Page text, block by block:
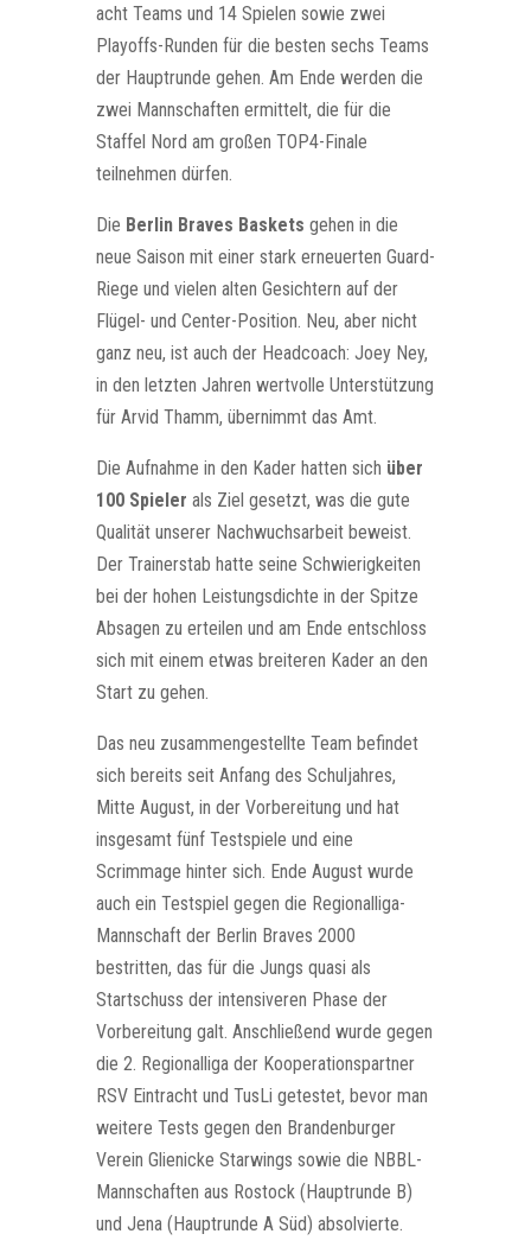
acht Teams und 14 Spielen sowie zwei
Playoffs-Runden für die besten sechs Teams
der Hauptrunde gehen. Am Ende werden die
zwei Mannschaften ermittelt, die für die
Staffel Nord am großen TOP4-Finale
teilnehmen dürfen.
Die Berlin Braves Baskets gehen in die
neue Saison mit einer stark erneuerten Guard-
Riege und vielen alten Gesichtern auf der
Flügel- und Center-Position. Neu, aber nicht
ganz neu, ist auch der Headcoach: Joey Ney,
in den letzten Jahren wertvolle Unterstützung
für Arvid Thamm, übernimmt das Amt.
Die Aufnahme in den Kader hatten sich über
100 Spieler als Ziel gesetzt, was die gute
Qualität unserer Nachwuchsarbeit beweist.
Der Trainerstab hatte seine Schwierigkeiten
bei der hohen Leistungsdichte in der Spitze
Absagen zu erteilen und am Ende entschloss
sich mit einem etwas breiteren Kader an den
Start zu gehen.
Das neu zusammengestellte Team befindet
sich bereits seit Anfang des Schuljahres,
Mitte August, in der Vorbereitung und hat
insgesamt fünf Testspiele und eine
Scrimmage hinter sich. Ende August wurde
auch ein Testspiel gegen die Regionalliga-
Mannschaft der Berlin Braves 2000
bestritten, das für die Jungs quasi als
Startschuss der intensiveren Phase der
Vorbereitung galt. Anschließend wurde gegen
die 2. Regionalliga der Kooperationspartner
RSV Eintracht und TusLi getestet, bevor man
weitere Tests gegen den Brandenburger
Verein Glienicke Starwings sowie die NBBL-
Mannschaften aus Rostock (Hauptrunde B)
und Jena (Hauptrunde A Süd) absolvierte.